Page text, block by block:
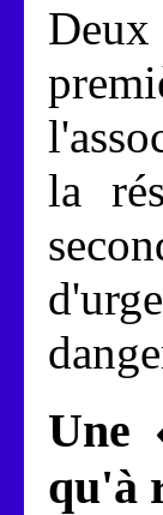
la
Une
qu'à